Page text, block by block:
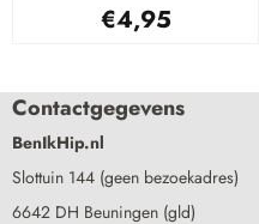
€4,95
Contactgegevens
BenIkHip.nl
Slottuin 144 (geen bezoekadres)
6642 DH Beuningen (gld)